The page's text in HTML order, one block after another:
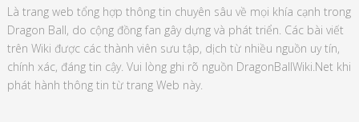
Là trang web tổng hợp thông tin chuyên sâu về mọi khía cạnh trong
Dragon Ball, do cộng đồng fan gây dựng và phát triển. Các bài viết
trên Wiki được các thành viên sưu tập, dịch từ nhiều nguồn uy tín,
chính xác, đáng tin cậy. Vui lòng ghi rõ nguồn DragonBallWiki.Net khi
phát hành thông tin từ trang Web này.